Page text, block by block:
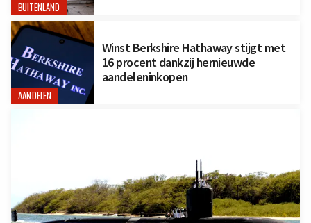
BUITENLAND
AANDELEN
Winst Berkshire Hathaway stijgt met
16 procent dankzij hernieuwde
aandeleninkopen